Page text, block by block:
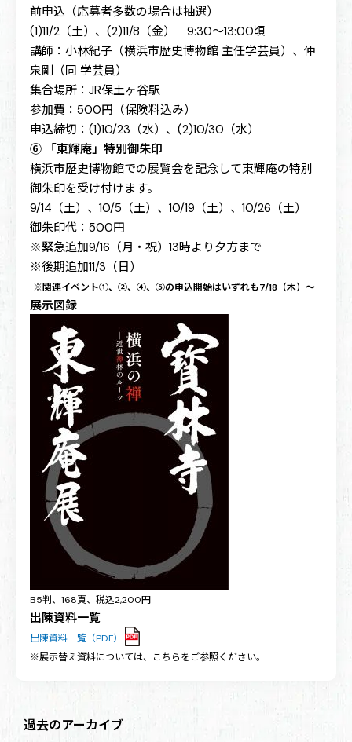
前申込（応募者多数の場合は抽選）
(1)11/2（土）、(2)11/8（金） 9:30～13:00頃
講師：小林紀子（横浜市歴史博物館 主任学芸員）、仲
泉剛（同 学芸員）
集合場所：JR保土ヶ谷駅
参加費：500円（保険料込み）
申込締切：(1)10/23（水）、(2)10/30（水）
⑥ 「東輝庵」特別御朱印
横浜市歴史博物館での展覧会を記念して東輝庵の特別
御朱印を受け付けます。
9/14（土）、10/5（土）、10/19（土）、10/26（土）
御朱印代：500円
※緊急追加9/16（月・祝）13時より夕方まで
※後期追加11/3（日）
※関連イベント①、②、④、⑤の申込開始はいずれも7/18（木）～
展示図録
B5判、168頁、税込2,200円
出陳資料一覧
出陳資料一覧（PDF）
※展示替え資料については、こちらをご参照ください。
過去のアーカイブ